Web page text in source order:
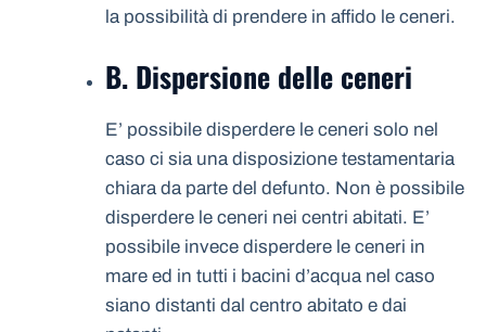
la possibilità di prendere in affido le ceneri.
B. Dispersione delle ceneri
E’ possibile disperdere le ceneri solo nel
caso ci sia una disposizione testamentaria
chiara da parte del defunto. Non è possibile
disperdere le ceneri nei centri abitati. E’
possibile invece disperdere le ceneri in
mare ed in tutti i bacini d’acqua nel caso
siano distanti dal centro abitato e dai